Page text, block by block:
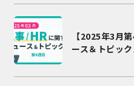
【2025年3月
ース＆トピッ